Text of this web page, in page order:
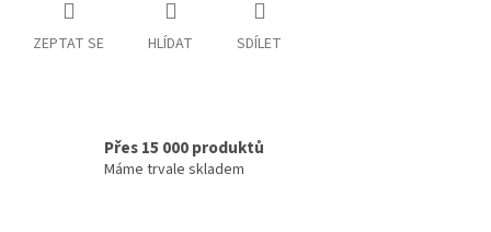
ZEPTAT SE HLÍDAT SDÍLET
Přes 15 000 produktů
Máme trvale skladem